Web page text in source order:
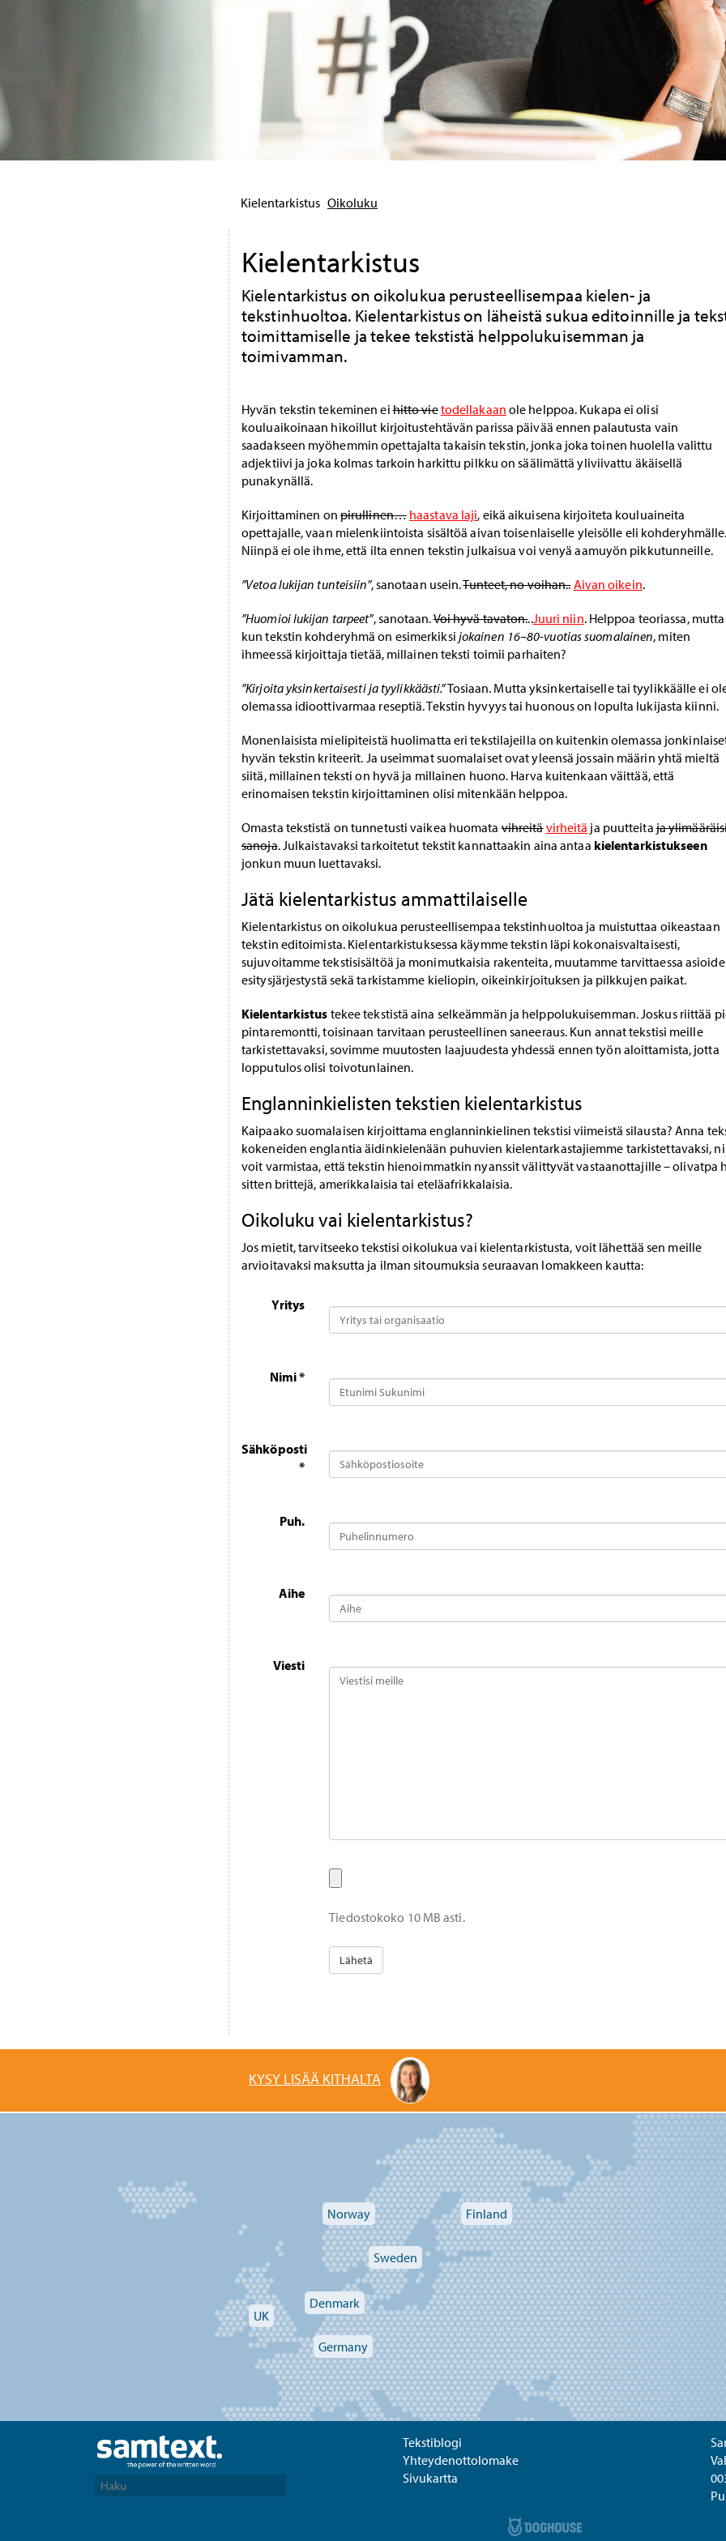
Kielentarkistus Oikoluku
Kielentarkistus
Kielentarkistus on oikolukua perusteellisempaa kielen- ja
tekstinhuoltoa. Kielentarkistus on läheistä sukua editoinnille ja
toimittamiselle ja tekee tekstistä helppolukuisemman ja
toimivamman.
Hyvän tekstin tekeminen eihitto vietodellakaan ole helppoa. Kukapa ei olisi
kouluaikoinaan hikoillut kirjoitustehtävän parissa päivää ennen palautusta vain
saadakseen myöhemmin opettajalta takaisin tekstin, jonka joka toinen huolella valittu
adjektiivi ja joka kolmas tarkoin harkittu pilkku on säälimättä yliviivattu äkäisellä
punakynällä.
Kirjoittaminen onpirullinen… haastava laji, eikä aikuisena kirjoiteta kouluaineita
opettajalle, vaan mielenkiintoista sisältöä aivan toisenlaiselle yleisölle eli kohderyhmälle.
Niinpä ei ole ihme, että ilta ennen tekstin julkaisua voi venyä aamuyön pikkutunneille.
”Vetoa lukijan tunteisiin”, sanotaan usein.Tunteet, no voihan..Aivan oikein.
”Huomioi lukijan tarpeet”, sanotaan.Voi hyvä tavaton...Juuri niin. Helppoa teoriassa, mutta
kun tekstin kohderyhmä on esimerkiksi jokainen 16–80-vuotias suomalainen, miten
ihmeessä kirjoittaja tietää, millainen teksti toimii parhaiten?
”Kirjoita yksinkertaisesti ja tyylikkäästi.”Tosiaan. Mutta yksinkertaiselle tai tyylikkäälle ei
olemassa idioottivarmaa reseptiä. Tekstin hyvyys tai huonous on lopulta lukijasta kiinni.
Monenlaisista mielipiteistä huolimatta eri tekstilajeilla on kuitenkin olemassa
hyvän tekstin kriteerit. Ja useimmat suomalaiset ovat yleensä jossain määrin yhtä mieltä
siitä, millainen teksti on hyvä ja millainen huono. Harva kuitenkaan väittää, että
erinomaisen tekstin kirjoittaminen olisi mitenkään helppoa.
Omasta tekstistä on tunnetusti vaikea huomatavihreitävirheitä ja puutteitaja
sanoja. Julkaistavaksi tarkoitetut tekstit kannattaakin aina antaa kielentarkistukseen
jonkun muun luettavaksi.
Jätä kielentarkistus ammattilaiselle
Kielentarkistus on oikolukua perusteellisempaa tekstinhuoltoa ja muistuttaa oikeastaan
tekstin editoimista. Kielentarkistuksessa käymme tekstin läpi kokonaisvaltaisesti,
sujuvoitamme tekstisisältöä ja monimutkaisia rakenteita, muutamme tarvittaessa
esitysjärjestystä sekä tarkistamme kieliopin, oikeinkirjoituksen ja pilkkujen paikat.
Kielentarkistus tekee tekstistä aina selkeämmän ja helppolukuisemman. Joskus riittää
pintaremontti, toisinaan tarvitaan perusteellinen saneeraus. Kun annat tekstisi meille
tarkistettavaksi, sovimme muutosten laajuudesta yhdessä ennen työn aloittamista, jotta
lopputulos olisi toivotunlainen.
Englanninkielisten tekstien kielentarkistus
Kaipaako suomalaisen kirjoittama englanninkielinen tekstisi viimeistä silausta? Anna
kokeneiden englantia äidinkielenään puhuvien kielentarkastajiemme tarkistettavaksi,
voit varmistaa, että tekstin hienoimmatkin nyanssit välittyvät vastaanottajille – olivatpa
sitten brittejä, amerikkalaisia tai eteläafrikkalaisia.
Oikoluku vai kielentarkistus?
Jos mietit, tarvitseeko tekstisi oikolukua vai kielentarkistusta, voit lähettää sen meille
arvioitavaksi maksutta ja ilman sitoumuksia seuraavan lomakkeen kautta:
Yritys
Nimi *
Sähköposti
*
Puh.
Aihe
Viesti
Tiedostokoko 10 MB asti.
KYSY LISÄÄ KITHALTA
Norway Finland
Sweden
UK
Denmark
Germany
Tekstiblogi
Yhteydenottolomake
Sivukartta